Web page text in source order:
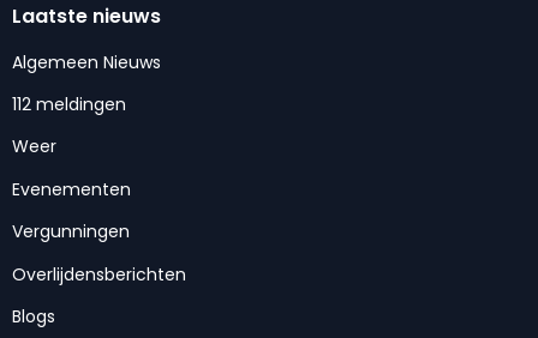
Laatste nieuws
Algemeen Nieuws
112 meldingen
Weer
Evenementen
Vergunningen
Overlijdensberichten
Blogs